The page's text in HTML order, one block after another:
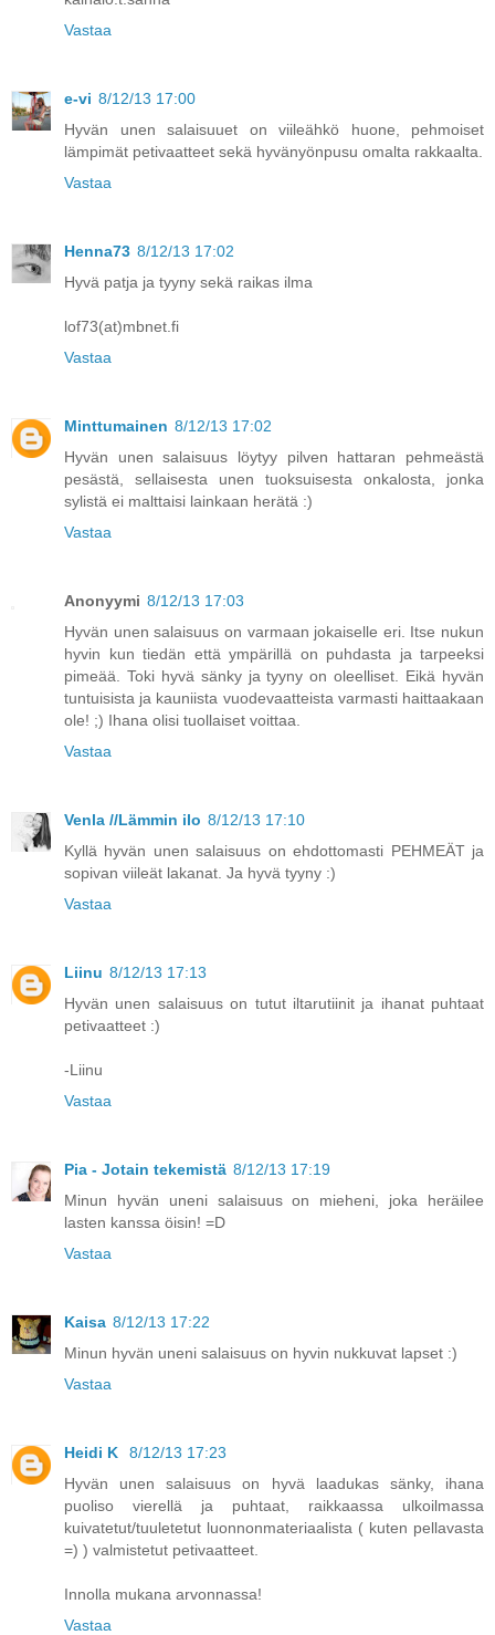
Vastaa
e-vi 8/12/13 17:00
Hyvän unen salaisuuet on viileähkö huone, pehmoiset
lämpimät petivaatteet sekä hyvänyönpusu omalta rakkaalta.
Vastaa
Henna73 8/12/13 17:02
Hyvä patja ja tyyny sekä raikas ilma
lof73(at)mbnet.fi
Vastaa
Minttumainen 8/12/13 17:02
Hyvän unen salaisuus löytyy pilven hattaran pehmeästä
pesästä, sellaisesta unen tuoksuisesta onkalosta, jonka
sylistä ei malttaisi lainkaan herätä :)
Vastaa
Anonyymi 8/12/13 17:03
Hyvän unen salaisuus on varmaan jokaiselle eri. Itse nukun
hyvin kun tiedän että ympärillä on puhdasta ja tarpeeksi
pimeää. Toki hyvä sänky ja tyyny on oleelliset. Eikä hyvän
tuntuisista ja kauniista vuodevaatteista varmasti haittaakaan
ole! ;) Ihana olisi tuollaiset voittaa.
Vastaa
Venla //Lämmin ilo 8/12/13 17:10
Kyllä hyvän unen salaisuus on ehdottomasti PEHMEÄT ja
sopivan viileät lakanat. Ja hyvä tyyny :)
Vastaa
Liinu 8/12/13 17:13
Hyvän unen salaisuus on tutut iltarutiinit ja ihanat puhtaat
petivaatteet :)
-Liinu
Vastaa
Pia - Jotain tekemistä 8/12/13 17:19
Minun hyvän uneni salaisuus on mieheni, joka heräilee
lasten kanssa öisin! =D
Vastaa
Kaisa 8/12/13 17:22
Minun hyvän uneni salaisuus on hyvin nukkuvat lapset :)
Vastaa
Heidi K
8/12/13 17:23
Hyvän unen salaisuus on hyvä laadukas sänky, ihana
puoliso vierellä ja puhtaat, raikkaassa ulkoilmassa
kuivatetut/tuuletetut luonnonmateriaalista ( kuten pellavasta
=) ) valmistetut petivaatteet.
Innolla mukana arvonnassa!
Vastaa